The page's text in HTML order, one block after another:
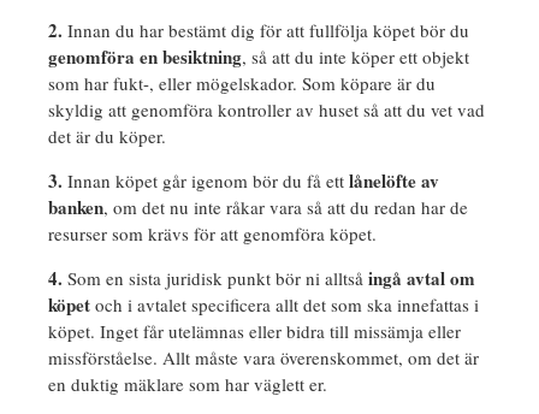
2. Innan du har bestämt dig för att fullfölja köpet bör du
genomföra en besiktning, så att du inte köper ett objekt
som har fukt-, eller mögelskador. Som köpare är du
skyldig att genomföra kontroller av huset så att du vet vad
det är du köper.
3. Innan köpet går igenom bör du få ett lånelöfte av
banken, om det nu inte råkar vara så att du redan har de
resurser som krävs för att genomföra köpet.
4. Som en sista juridisk punkt bör ni alltså ingå avtal om
köpet och i avtalet specificera allt det som ska innefattas i
köpet. Inget får utelämnas eller bidra till missämja eller
missförståelse. Allt måste vara överenskommet, om det är
en duktig mäklare som har väglett er.